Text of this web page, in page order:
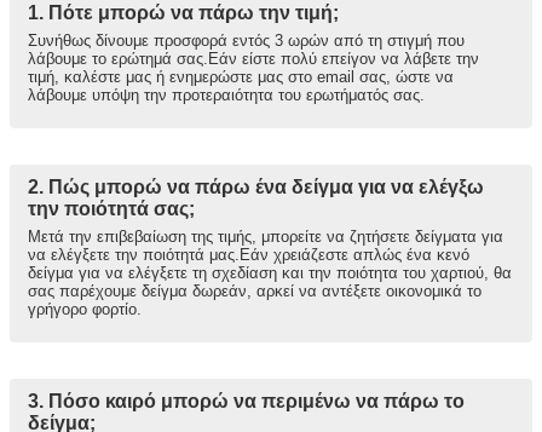
1. Πότε μπορώ να πάρω την τιμή;
Συνήθως δίνουμε προσφορά εντός 3 ωρών από τη στιγμή που
λάβουμε το ερώτημά σας.Εάν είστε πολύ επείγον να λάβετε την
τιμή, καλέστε μας ή ενημερώστε μας στο email σας, ώστε να
λάβουμε υπόψη την προτεραιότητα του ερωτήματός σας.
2. Πώς μπορώ να πάρω ένα δείγμα για να ελέγξω
την ποιότητά σας;
Μετά την επιβεβαίωση της τιμής, μπορείτε να ζητήσετε δείγματα για
να ελέγξετε την ποιότητά μας.Εάν χρειάζεστε απλώς ένα κενό
δείγμα για να ελέγξετε τη σχεδίαση και την ποιότητα του χαρτιού, θα
σας παρέχουμε δείγμα δωρεάν, αρκεί να αντέξετε οικονομικά το
γρήγορο φορτίο.
3. Πόσο καιρό μπορώ να περιμένω να πάρω το
δείγμα;